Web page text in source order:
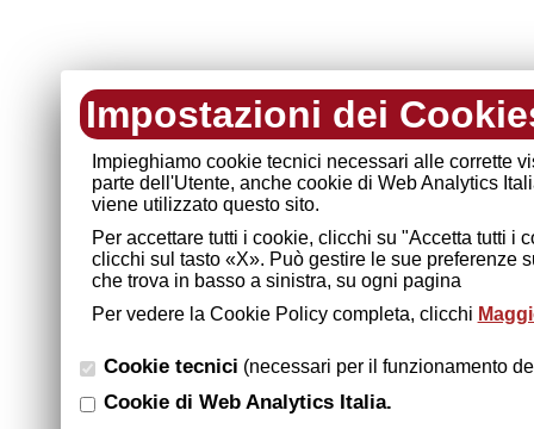
Impostazioni dei
Impieghiamo cookie tecnici necessari alle corrette
parte dell'Utente, anche cookie di Web Analytics
viene utilizzato questo sito.
Per accettare tutti i cookie, clicchi su "Accetta tutti
clicchi sul tasto «X». Può gestire le sue preferenze
che trova in basso a sinistra, su ogni pagina
Per vedere la Cookie Policy completa, clicchi
Cookie tecnici (necessari per il funzionamento
Cookie di Web Analytics Italia.